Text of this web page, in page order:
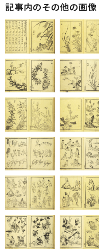
記事内のその他の画像